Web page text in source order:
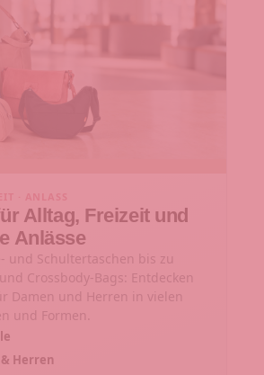
Alltag, Freizeit und
Anlässe
und Schultertaschen bis zu
Crossbody-Bags: Entdecken
Damen und Herren in vielen
und Formen.
Herren